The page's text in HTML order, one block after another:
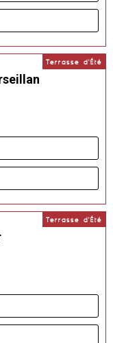
Terrasse d'Été
Terrasse d'Été